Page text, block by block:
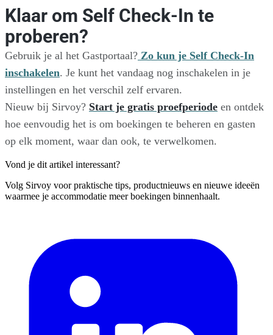
Klaar om Self Check-In te
proberen?
Gebruik je al het Gastportaal? Zo kun je Self Check-In
inschakelen. Je kunt het vandaag nog inschakelen in je
instellingen en het verschil zelf ervaren.
Nieuw bij Sirvoy? Start je gratis proefperiode en ontdek
hoe eenvoudig het is om boekingen te beheren en gasten
op elk moment, waar dan ook, te verwelkomen.
Vond je dit artikel interessant?
Volg Sirvoy voor praktische tips, productnieuws en nieuwe ideeën
waarmee je accommodatie meer boekingen binnenhaalt.